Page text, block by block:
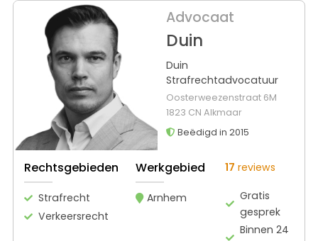
Advocaat
Duin
Duin
Strafrechtadvocatuur
Oosterweezenstraat 6M
1823 CN Alkmaar
Beëdigd in 2015
Rechtsgebieden
Strafrecht
Verkeersrecht
Werkgebied
Arnhem
17 reviews
Gratis
gesprek
Binnen 24